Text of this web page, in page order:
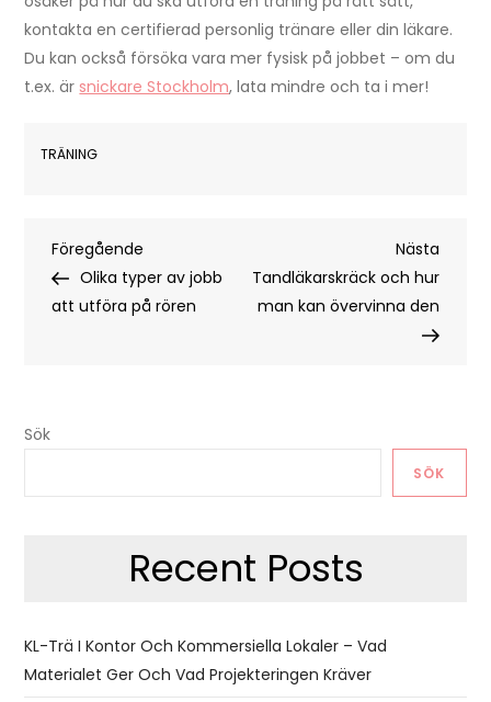
kontakta en certifierad personlig tränare eller din läkare.
Du kan också försöka vara mer fysisk på jobbet – om du
t.ex. är snickare Stockholm, lata mindre och ta i mer!
TRÄNING
Inläggsnavigering
Föregående
inlägg
Föregående
Olika typer av jobb
att utföra på rören
Nästa
inlägg
Nästa
Tandläkarskräck och hur
man kan övervinna den
Sök
SÖK
Recent Posts
KL-Trä I Kontor Och Kommersiella Lokaler – Vad
Materialet Ger Och Vad Projekteringen Kräver